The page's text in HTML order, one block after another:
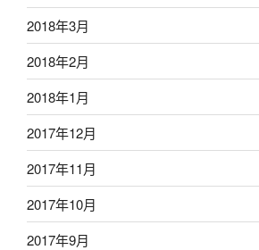
2018年3月
2018年2月
2018年1月
2017年12月
2017年11月
2017年10月
2017年9月